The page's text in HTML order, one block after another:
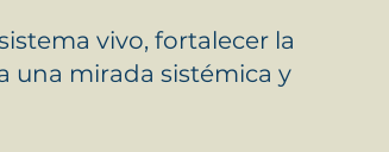
vivo, fortalecer la
una mirada sistémica y